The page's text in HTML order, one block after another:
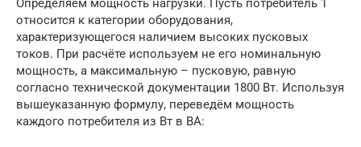
Определяем мощность нагрузки. Пусть потребитель 1
относится к категории оборудования,
характеризующегося наличием высоких пусковых
токов. При расчёте используем не его номинальную
мощность, а максимальную – пусковую, равную
согласно технической документации 1800 Вт. Используя
вышеуказанную формулу, переведём мощность
каждого потребителя из Вт в ВА: